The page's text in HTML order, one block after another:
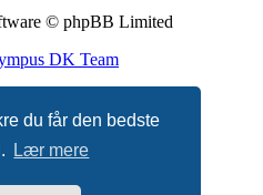
du får den bedste
Lær mere
© phpBB Limited
DK Team